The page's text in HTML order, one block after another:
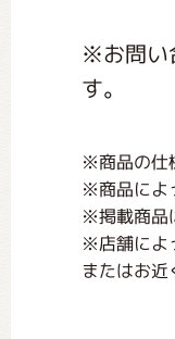
※お問い
す。
※商品の仕
※商品によ
※掲載商品
※店舗によ
またはお近